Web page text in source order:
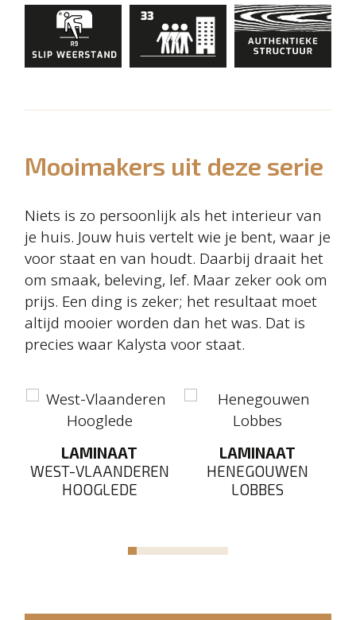
Mooimakers uit deze serie
Niets is zo persoonlijk als het interieur van
je huis. Jouw huis vertelt wie je bent, waar je
voor staat en van houdt. Daarbij draait het
om smaak, beleving, lef. Maar zeker ook om
prijs. Een ding is zeker; het resultaat moet
altijd mooier worden dan het was. Dat is
precies waar Kalysta voor staat.
LAMINAAT
WEST-VLAANDEREN
HOOGLEDE
LAMINAAT
HENEGOUWEN
LOBBES